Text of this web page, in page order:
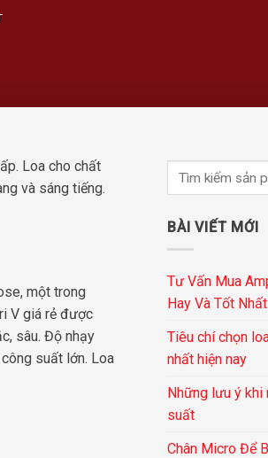
Loa cho chất
và sáng tiếng.
một trong
V giá rẻ được
sâu. Độ nhạy
suất lớn. Loa
BÀI VIẾT MỚI
Tư Vấn Mua
Hay Và Tốt
Tiêu chí chọn
nhất hiện nay
Những lưu ý khi
suất
Chân Micro Để